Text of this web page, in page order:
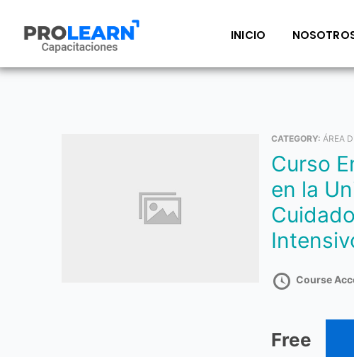
contenido
INICIO
CATEGORY:ÁREA
Curso Enfermería
en la
Course
Free